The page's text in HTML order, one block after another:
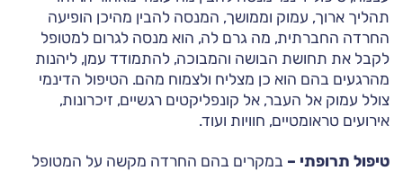
תהליך ארוך, עמוק וממושך, המנסה להבין מהיכן הופיעה
החרדה החברתית, מה גרם לה, הוא מנסה לגרום למטופל
לקבל את תחושת הבושה והמבוכה, להתמודד עמן, ליהנות
מהרגעים בהם הוא כן מצליח ולצמוח מהם. הטיפול הדינמי
צולל עמוק אל העבר, אל קונפליקטים רגשיים, זיכרונות,
אירועים טראומטיים, חוויות ועוד.
טיפול תרופתי – במקרים בהם החרדה מקשה על המטופל